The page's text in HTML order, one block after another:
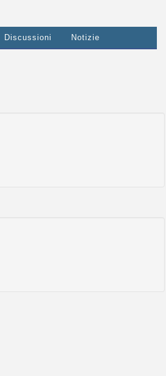
Discussioni Notizie